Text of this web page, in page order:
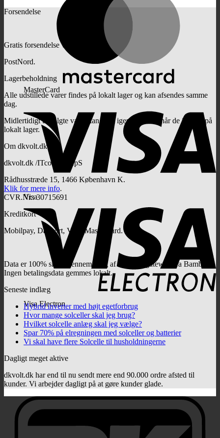
MasterCard
Visa
Visa Electron
Forsendelse
Gratis forsendelse ved 1000,-
PostNord.
Lagerbeholdning
Alle udstillede varer findes på lokalt lager og kan afsendes samme
dag.
Midlertidigt udsolgte varer kan først igen bestilles, når de igen er på
lokalt lager.
Om dkvolt.dk
dkvolt.dk /ITcoTech ApS
Rådhusstræde 15, 1466 København K.
Klik for mere info.
CVR.Nr.: 30715691
Kreditkort
Mobilpay, Dankort, Visa, MasterCard.
Data er 100% sikret gennem brug af betalingsgateway fra Bambora.
Ingen betalingsdata gemmes lokalt.
Seneste indlæg
Hybrid inverter med højt egetforbrug
Hvor mange solceller skal jeg brug?
Hvilket solcelle anlæg skal jeg vælge?
Spar 70% på elregningen med solceller og batterier
Vi skal have flere Solcelle til husholdningerne
Dagligt meget aktive
dkvolt.dk har end til nu sendt mere end 90.000 ordre afsted til
kunder. Vi arbejder dagligt på at gøre kunder glade.